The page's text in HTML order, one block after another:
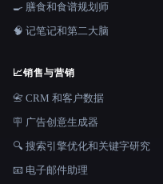
🍳 膳食和食谱规划师
🧠 记笔记和第二大脑
📈销售与营销
📇 CRM 和客户数据
🪧 广告创意生成器
🔍 搜索引擎优化和关键字研究
📧 电子邮件助理